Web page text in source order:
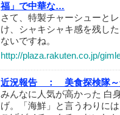
福」で中華な…
さて、特製チャーシューと
け、シャキシャキ感を残し
ないですね。
http://plaza.rakuten.co.jp/
近況報告 ：
美食探検隊
みんなに人気が高かった 白
げ。「海鮮」と言うわりに